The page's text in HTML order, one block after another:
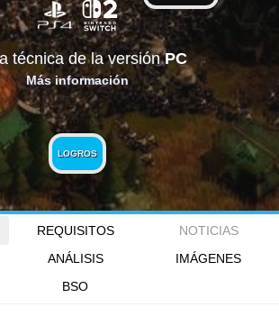
técnica de la versiónPC
Más información
LOGROS
REQUISITOS
NOTICIAS
ANÁLISIS
IMÁGENES
BSO